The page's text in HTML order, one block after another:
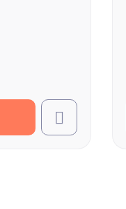
Call